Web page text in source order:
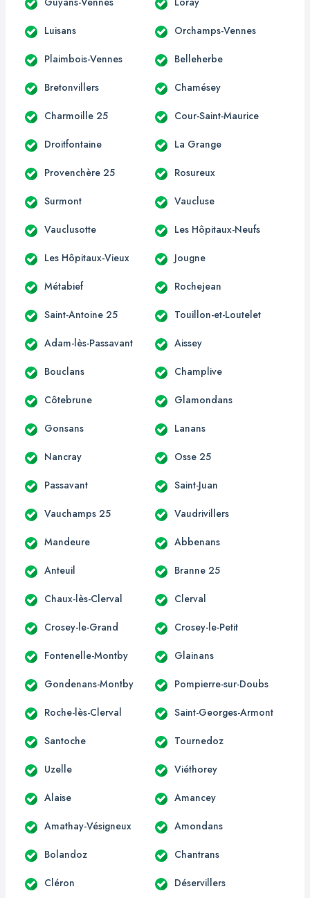
Luisans Orchamps-Vennes
Plaimbois-Vennes Belleherbe
Bretonvillers Chamésey
Charmoille 25 Cour-Saint-Maurice
Droitfontaine La Grange
Provenchère 25 Rosureux
Surmont Vaucluse
Vauclusotte Les Hôpitaux-Neufs
Les Hôpitaux-Vieux Jougne
Métabief Rochejean
Saint-Antoine 25 Touillon-et-Loutelet
Adam-lès-Passavant Aissey
Bouclans Champlive
Côtebrune Glamondans
Gonsans Lanans
Nancray Osse 25
Passavant Saint-Juan
Vauchamps 25 Vaudrivillers
Mandeure Abbenans
Anteuil Branne 25
Chaux-lès-Clerval Clerval
Crosey-le-Grand Crosey-le-Petit
Fontenelle-Montby Glainans
Gondenans-Montby Pompierre-sur-Doubs
Roche-lès-Clerval Saint-Georges-Armont
Santoche Tournedoz
Uzelle Viéthorey
Alaise Amancey
Amathay-Vésigneux Amondans
Bolandoz Chantrans
Cléron Déservillers